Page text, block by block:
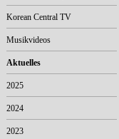
Korean Central TV
Musikvideos
Aktuelles
2025
2024
2023